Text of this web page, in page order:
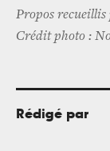
Propos
Crédit photo :
Rédigé par